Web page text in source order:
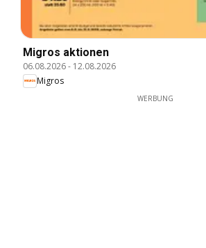
Migros aktionen
06.08.2026- 12.08.2026
Migros
WERBUNG